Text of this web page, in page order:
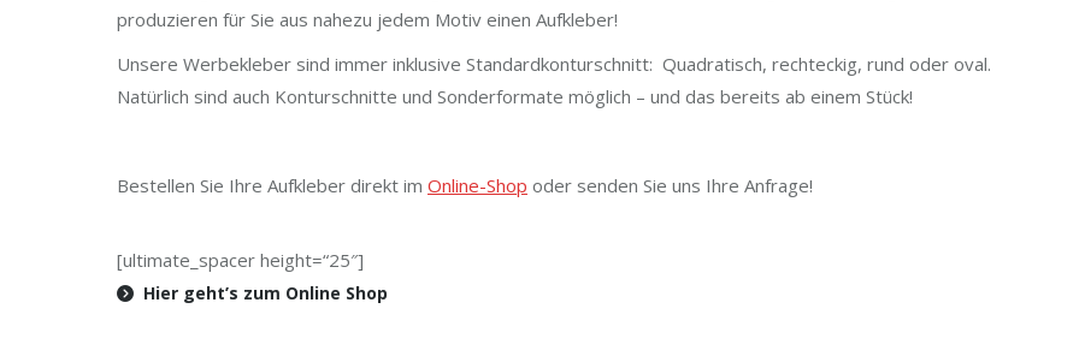
produzieren für Sie aus nahezu jedem Motiv einen Aufkleber!
Unsere Werbekleber sind immer inklusive Standardkonturschnitt: Quadratisch, rechteckig, rund oder oval.
Natürlich sind auch Konturschnitte und Sonderformate möglich – und das bereits ab einem Stück!
Bestellen Sie Ihre Aufkleber direkt im Online-Shop oder senden Sie uns Ihre Anfrage!
[ultimate_spacer height=“25″]
Hier geht’s zum Online Shop